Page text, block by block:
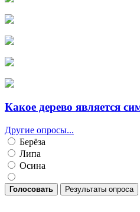
Какое дерево является
Другие опросы...
Берёза
Липа
Осина
Голосовать Результаты опроса